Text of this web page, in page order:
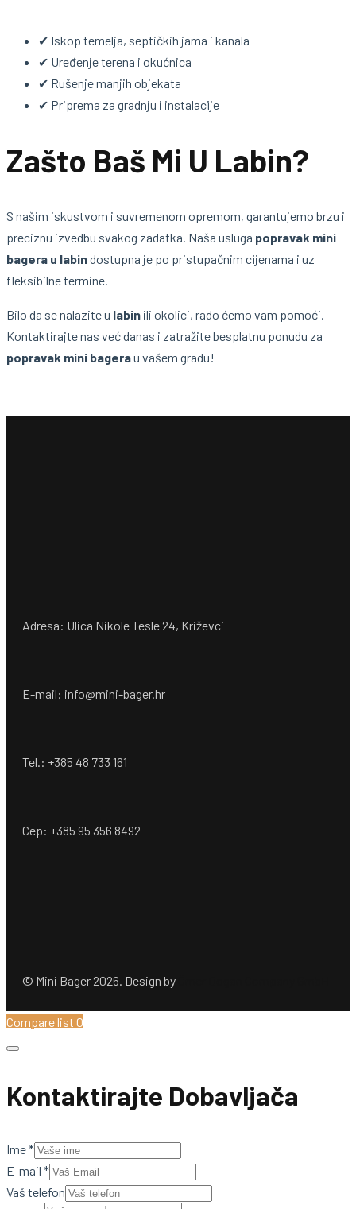
✔ Iskop temelja, septičkih jama i kanala
✔ Uređenje terena i okućnica
✔ Rušenje manjih objekata
✔ Priprema za gradnju i instalacije
Zašto Baš Mi U Labin?
S našim iskustvom i suvremenom opremom, garantujemo brzu i
preciznu izvedbu svakog zadatka. Naša usluga popravak mini
bagera u labindostupna je po pristupačnim cijenama i uz
fleksibilne termine.
Bilo da se nalazite u labin ili okolici, rado ćemo vam pomoći.
Kontaktirajte nas već danas i zatražite besplatnu ponudu za
popravak mini bagerau vašem gradu!
Adresa: Ulica Nikole Tesle 24, Križevci
E-mail: info@mini-bager.hr
Tel.: +385 48 733 161
Cep: +385 95 356 8492
© Mini Bager 2026. Design by
Compare list 0
Kontaktirajte Dobavljača
Ime*
E-mail *
Vaš telefon